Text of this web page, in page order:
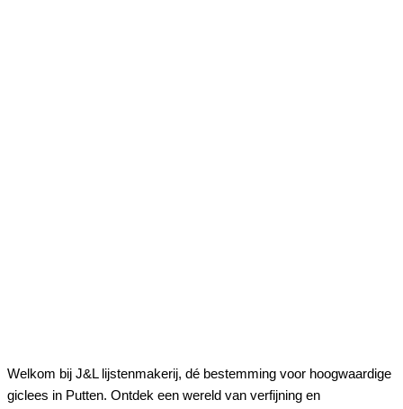
Welkom bij J&L lijstenmakerij, dé bestemming voor hoogwaardige
giclees in Putten. Ontdek een wereld van verfijning en